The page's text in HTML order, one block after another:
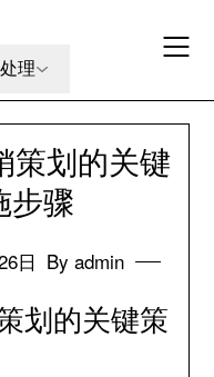
理
策划的关键
步骤
日 By admin
划的关键策